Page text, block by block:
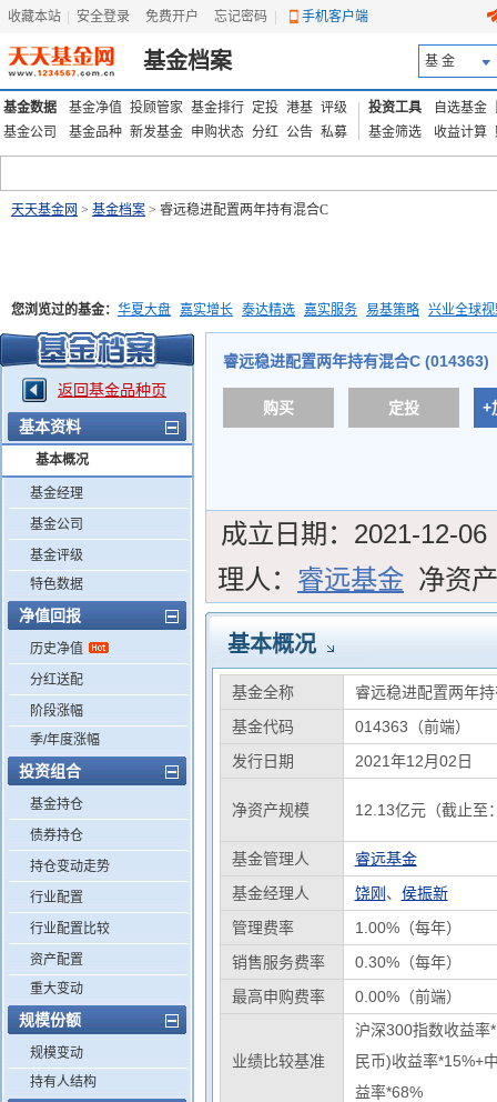
收藏本站 安全登录 免费开户 忘记密码 手机客户端
基金档案 基 金
基金数据 基金净值 投顾管家 基金排行 定投 港基 评级
基金公司
基金品种 新发基金 申购状态 分红 公告 私募
投资工具 自选基金
基金筛选
收益计算
天天基金网 > 基金档案 > 睿远稳进配置两年持有混合C
您浏览过的基金： 华夏大盘 嘉实增长 泰达精选 嘉实服务 易基策略 兴业全球
添富优势 华安宏利 上证180价值ETF
返回基金品种页
基本资料
基本概况
基金经理
基金公司
基金评级
特色数据
净值回报
历史净值
分红送配
阶段涨幅
季/年度涨幅
投资组合
基金持仓
债券持仓
持仓变动走势
行业配置
行业配置比较
资产配置
重大变动
规模份额
规模变动
持有人结构
睿远稳进配置两年持有混合C (014363)
购买 定投 +
成立日期： 2021-12-06
理人： 睿远基金 净资
基本概况
基金全称
睿远稳进配置两年
基金代码
014363（前端）
发行日期
2021年12月02日
净资产规模 12.13亿元（截止至
基金管理人
睿远基金
基金经理人
饶刚 、 侯振新
管理费率
1.00%（每年）
销售服务费率
0.30%（每年）
最高申购费率
0.00%（前端）
业绩比较基准
沪深300指数收益率
民币)收益率*15%+
益率*68%